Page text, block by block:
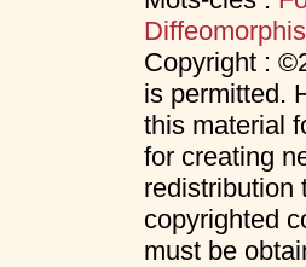
Copyright :
is permitted.
this material
for creating
redistribution
copyrighted
must be